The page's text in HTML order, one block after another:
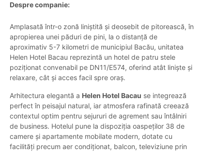
Despre companie:
Amplasată într-o zonă liniștită și deosebit de pitorească, în
apropierea unei păduri de pini, la o distanță de
aproximativ 5-7 kilometri de municipiul Bacău, unitatea
Helen Hotel Bacau reprezintă un hotel de patru stele
poziționat convenabil pe DN11/E574, oferind atât liniște și
relaxare, cât și acces facil spre oraș.
Arhitectura elegantă a Helen Hotel Bacau se integrează
perfect în peisajul natural, iar atmosfera rafinată creează
contextul optim pentru sejururi de agrement sau întâlniri
de business. Hotelul pune la dispoziția oaspeților 38 de
camere și apartamente mobilate modern, dotate cu
facilități precum aer condiționat, balcon, televiziune prin